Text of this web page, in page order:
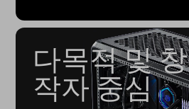
다목적 및 창
작자 중심